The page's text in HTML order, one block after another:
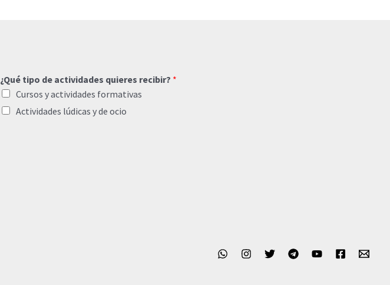
¿Qué tipo de actividades quieres recibir? *
Cursos y actividades formativas
Actividades lúdicas y de ocio